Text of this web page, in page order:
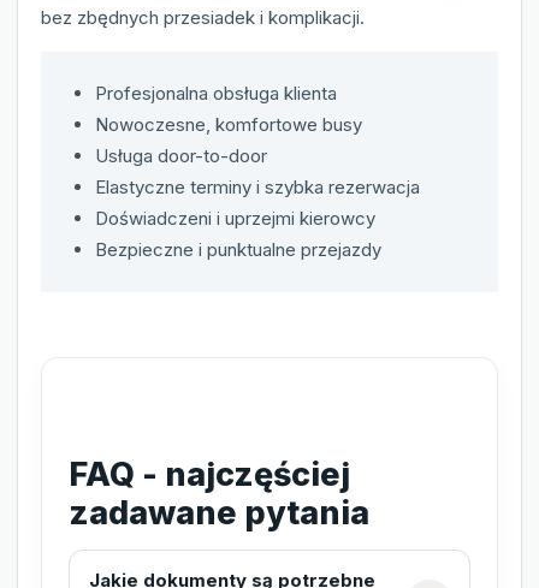
bez zbędnych przesiadek i komplikacji.
Profesjonalna obsługa klienta
Nowoczesne, komfortowe busy
Usługa door-to-door
Elastyczne terminy i szybka rezerwacja
Doświadczeni i uprzejmi kierowcy
Bezpieczne i punktualne przejazdy
FAQ - najczęściej
zadawane pytania
Jakie dokumenty są potrzebne